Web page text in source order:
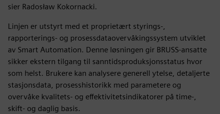
sier Radosław Kokornacki.
Linjen er utstyrt med et proprietært styrings-,
rapporterings- og prosessdataovervåkingssystem utviklet
av Smart Automation. Denne løsningen gir BRUSS-ansatte
sikker ekstern tilgang til sanntidsproduksjonsstatus hvor
som helst. Brukere kan analysere generell ytelse, detaljerte
stasjonsdata, prosesshistorikk med parametere og
overvåke kvalitets- og effektivitetsindikatorer på time-,
skift- og daglig basis.